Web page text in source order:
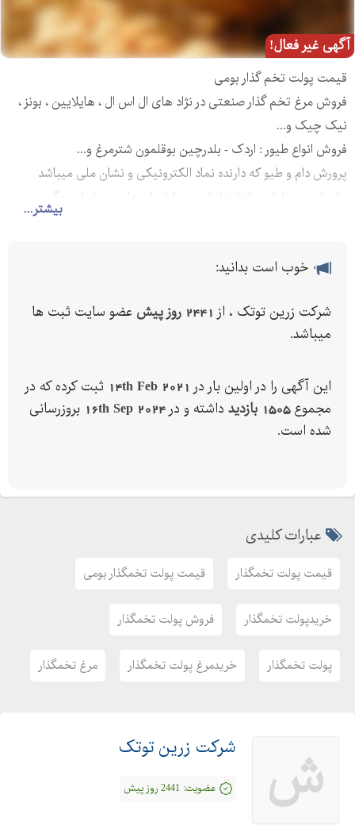
آگهی غیر فعال!
بیشتر...
قیمت پولت تخم گذار بومی
فروش مرغ تخم گذار صنعتی در نژاد های ال اس ال ، هایلایین ، بونز ،
نیک چیک و...
فروش انواع طیور : اردک - بلدرچین بوقلمون شترمرغ و...
پرورش دام و طیو که دارنده نماد الکترونیکی و نشان ملی میباشد
برای ثبت سفارش و اطلاع از قیمت با شماره های زیر تماس بگیرید .
خوب است بدانید:
شرکت زرین توتک ، از 2441 روز پیش
عضو سایت ثبت ها
میباشد.
این آگهی را در اولین بار در 14th Feb 2021 ثبت کرده که در
مجموع1505 بازدید داشته و در 16th Sep 2024 بروزرسانی
شده است.
عبارات کلیدی
قیمت پولت تخمگذار قیمت پولت تخمگذار بومی
خریدپولت تخمگذار فروش پولت تخمگذار
پولت تخمگذار خریدمرغ پولت تخمگذار مرغ تخمگذار
ش شرکت زرین توتک
عضویت: 2441 روز پیش